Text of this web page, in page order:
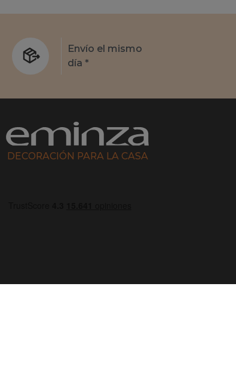
Envío el mismo
día *
DECORACIÓN PARA LA CASA